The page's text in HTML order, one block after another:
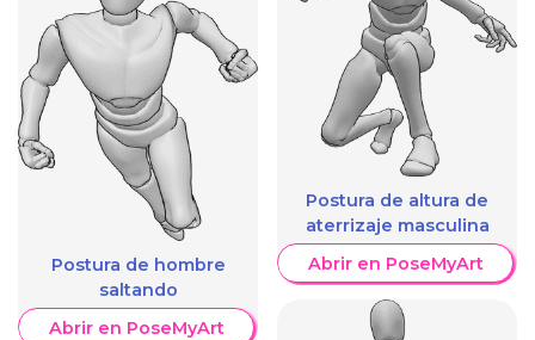
Postura de hombre
saltando
Abrir en PoseMyArt
Postura de altura de
aterrizaje masculina
Abrir en PoseMyArt